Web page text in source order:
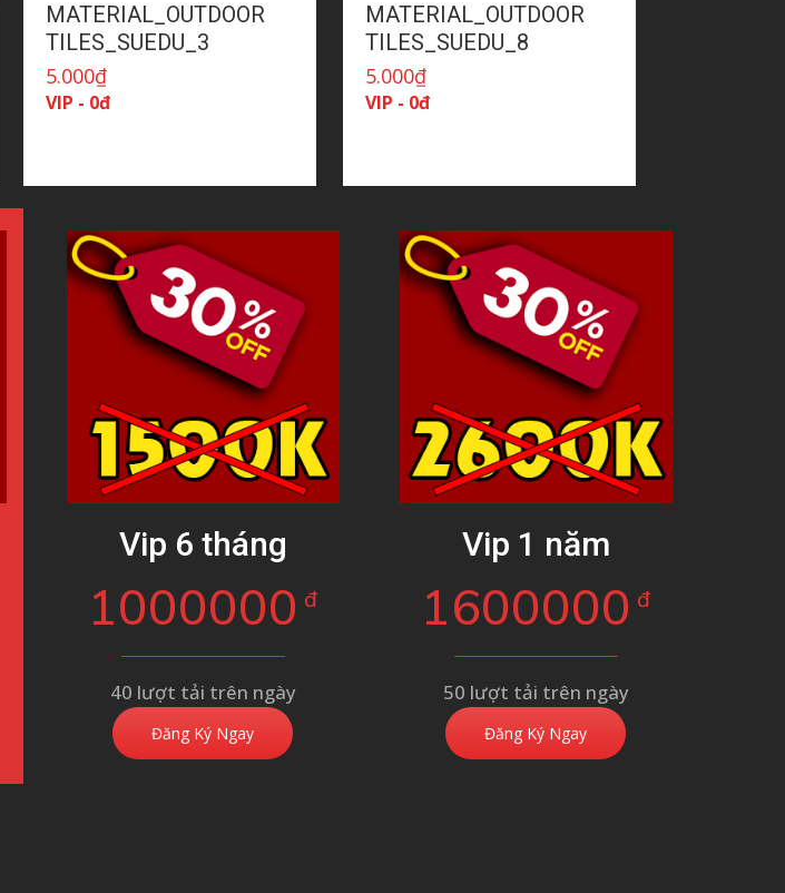
MATERIAL_OUTDOOR
TILES_SUEDU_3
5.000₫
VIP - 0đ
MATERIAL_OUTDOOR
TILES_SUEDU_8
5.000₫
VIP - 0đ
Vip 6 tháng
1000000 đ
40 lượt tải trên ngày
Đăng Ký Ngay
Vip 1 năm
1600000 đ
50 lượt tải trên ngày
Đăng Ký Ngay